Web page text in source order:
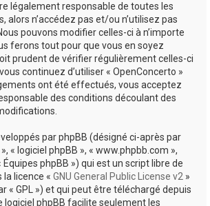
légalement responsable de toutes les
alors n’accédez pas et/ou n’utilisez pas
pouvons modifier celles-ci à n’importe
ferons tout pour que vous en soyez
prudent de vérifier régulièrement celles-ci
continuez d’utiliser « OpenConcerto »
ont été effectués, vous acceptez
des conditions découlant des
par phpBB (désigné ci-après par
», « logiciel phpBB », « www.phpbb.com »,
Équipes phpBB ») qui est un script libre de
licence « GNU General Public License v2 »
« GPL ») et qui peut être téléchargé depuis
logiciel phpBB facilite seulement les